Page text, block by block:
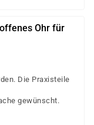
Ohr für
Die Praxisteile
gewünscht.